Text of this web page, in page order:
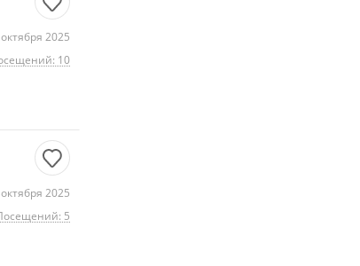
2025
10
2025
5